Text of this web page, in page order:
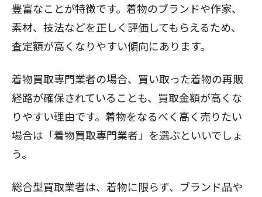
豊富なことが特徴です。着物のブランドや作家、
素材、技法などを正しく評価してもらえるため、
査定額が高くなりやすい傾向にあります。
着物買取専門業者の場合、買い取った着物の再販
経路が確保されていることも、買取金額が高くな
りやすい理由です。着物をなるべく高く売りたい
場合は「着物買取専門業者」を選ぶといいでしょ
う。
総合型買取業者は、着物に限らず、ブランド品や